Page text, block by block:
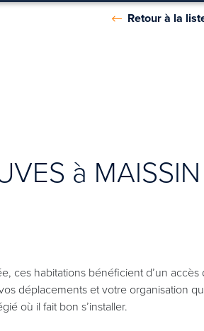
Retour à la
à
ces habitations bénéficient d’un
déplacements et votre organisation
où il fait bon s’installer.